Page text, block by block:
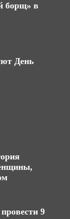
борщ» в
День
9